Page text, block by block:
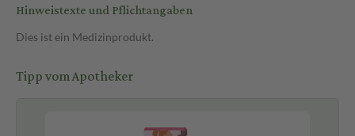
Hinweistexte und Pflichtangaben
Dies ist ein Medizinprodukt.
Tipp vom Apotheker